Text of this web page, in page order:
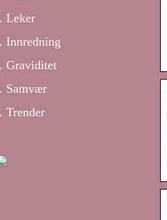
Leker
Innredning
Graviditet
Samvær
Trender